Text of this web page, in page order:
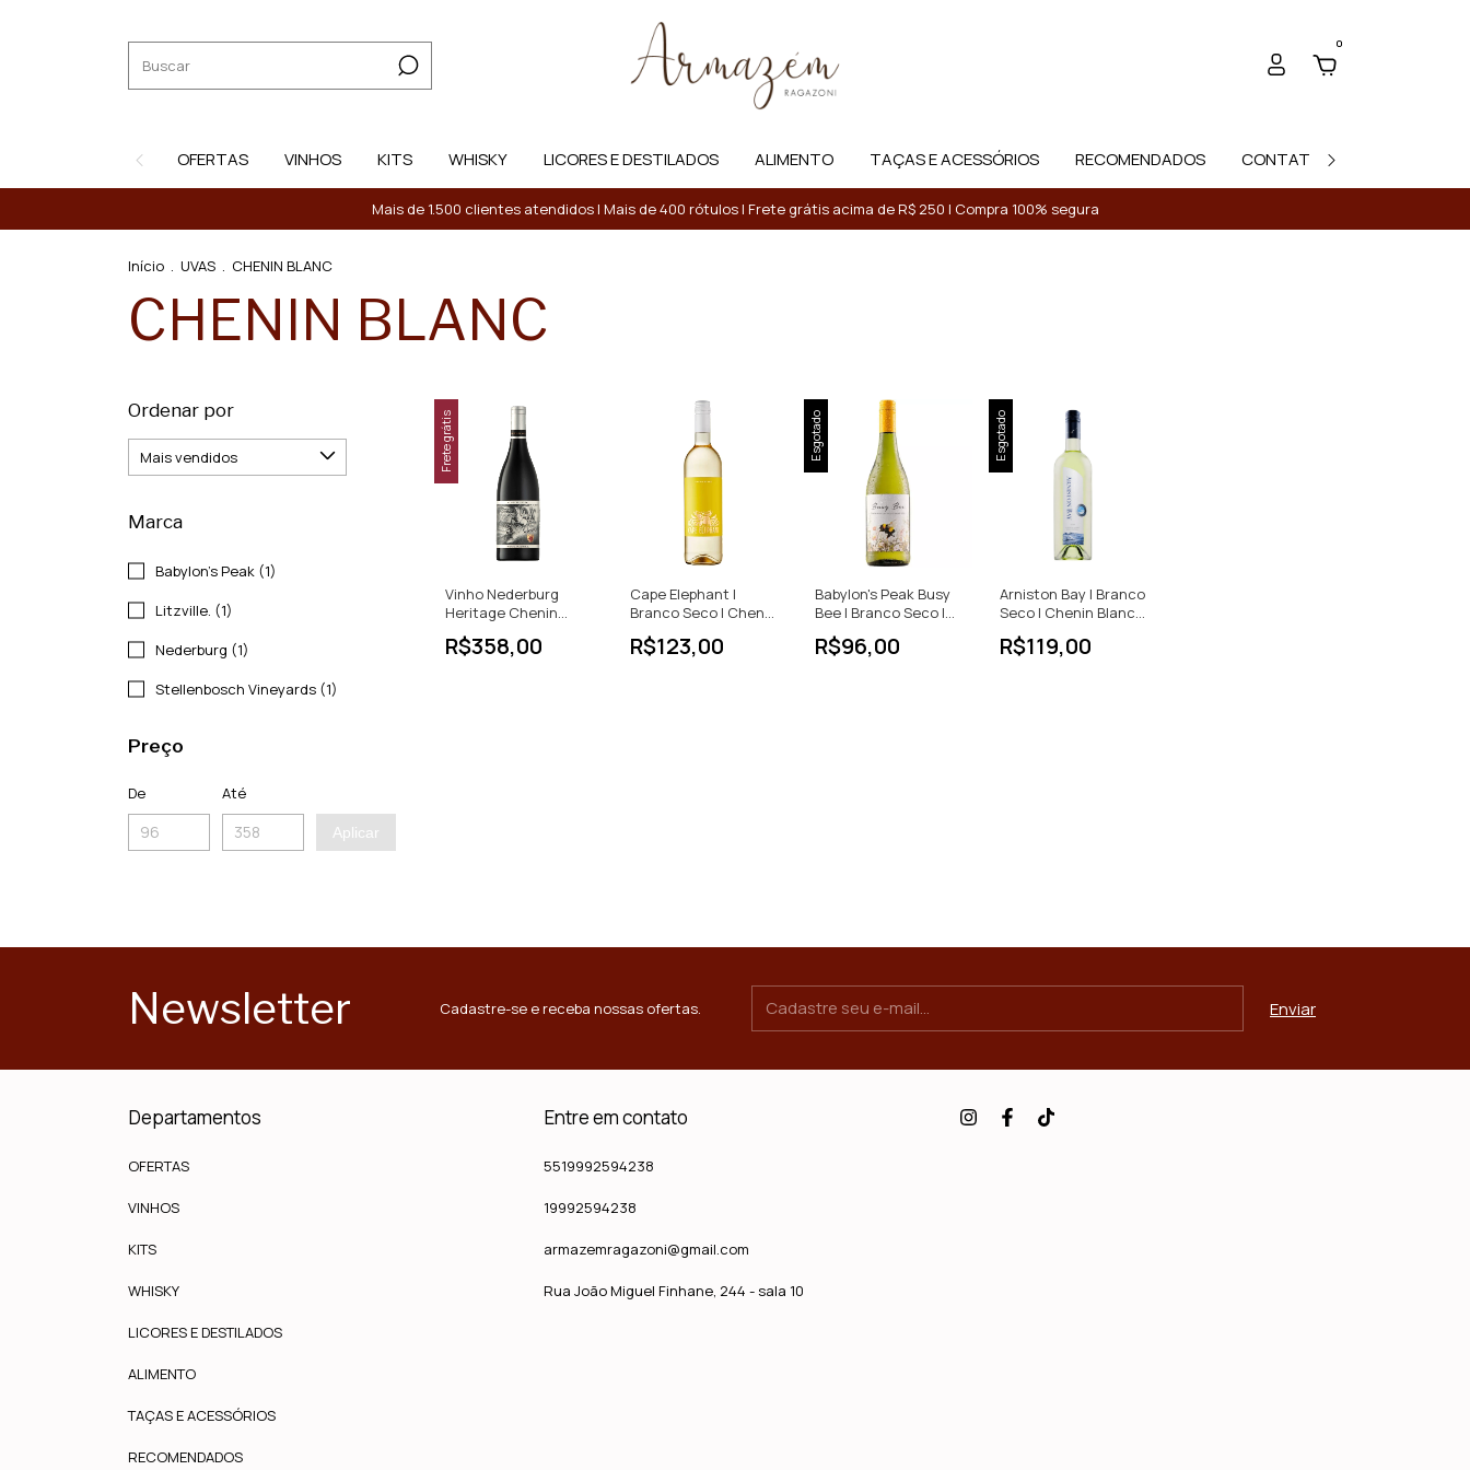
0
OFERTAS VINHOS KITS WHISKY LICORES E DESTILADOS ALIMENTO TAÇAS E ACESSÓRIOS RECOMENDADOS CONTATO
Mais de 1.500 clientes atendidos | Mais de 400 rótulos | Frete grátis acima de R$ 250 | Compra 100% segura
Início . UVAS . CHENIN BLANC
CHENIN BLANC
Ordenar por
Marca
Babylon's Peak (1)
Litzville. (1)
Nederburg (1)
Stellenbosch Vineyards (1)
Preço
De Até
Aplicar
Frete grátis
Vinho Nederburg
Heritage Chenin
Blanc 750ml África Do
Sul
R$358,00
Cape Elephant |
Branco Seco | Chenin
Blanc | África do Sul |
750ml
R$123,00
Esgotado
Babylon's Peak Busy
Bee | Branco Seco |
Chenin Blanc | África
do Sul | 750ml
R$96,00
Esgotado
Arniston Bay | Branco
Seco | Chenin Blanc -
Chardonnay | África
do Sul | 750ml
R$119,00
Newsletter Cadastre-se e receba nossas ofertas.
Departamentos
OFERTAS
VINHOS
KITS
WHISKY
LICORES E DESTILADOS
ALIMENTO
TAÇAS E ACESSÓRIOS
RECOMENDADOS
Entre em contato
5519992594238
19992594238
armazemragazoni@gmail.com
Rua João Miguel Finhane, 244 - sala 10